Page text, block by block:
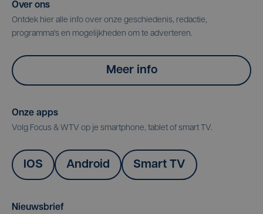
Over ons
Ontdek hier alle info over onze geschiedenis, redactie,
programma's en mogelijkheden om te adverteren.
Meer info
Onze apps
Volg Focus & WTV op je smartphone, tablet of smart TV.
IOS Android Smart TV
Nieuwsbrief